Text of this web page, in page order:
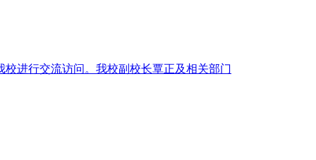
进行交流访问。我校副校长覃正及相关部门